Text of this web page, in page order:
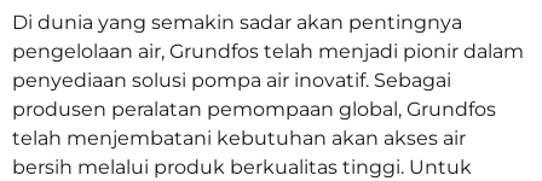
Di dunia yang semakin sadar akan pentingnya
pengelolaan air, Grundfos telah menjadi pionir dalam
penyediaan solusi pompa air inovatif. Sebagai
produsen peralatan pemompaan global, Grundfos
telah menjembatani kebutuhan akan akses air
bersih melalui produk berkualitas tinggi. Untuk